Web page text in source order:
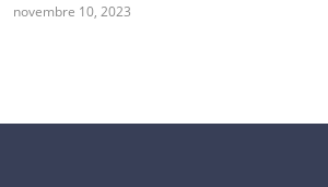
novembre 10, 2023